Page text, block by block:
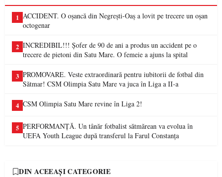
1 ACCIDENT. O oșancă din Negrești-Oaș a lovit pe trecere un oșan
octogenar
2 INCREDIBIL!!! Șofer de 90 de ani a produs un accident pe o
trecere de pietoni din Satu Mare. O femeie a ajuns la spital
3 PROMOVARE. Veste extraordinară pentru iubitorii de fotbal din
Sătmar! CSM Olimpia Satu Mare va juca în Liga a II-a
4 CSM Olimpia Satu Mare revine în Liga 2!
5 PERFORMANȚĂ. Un tânăr fotbalist sătmărean va evolua în
UEFA Youth League după transferul la Farul Constanța
DIN ACEEAȘI CATEGORIE